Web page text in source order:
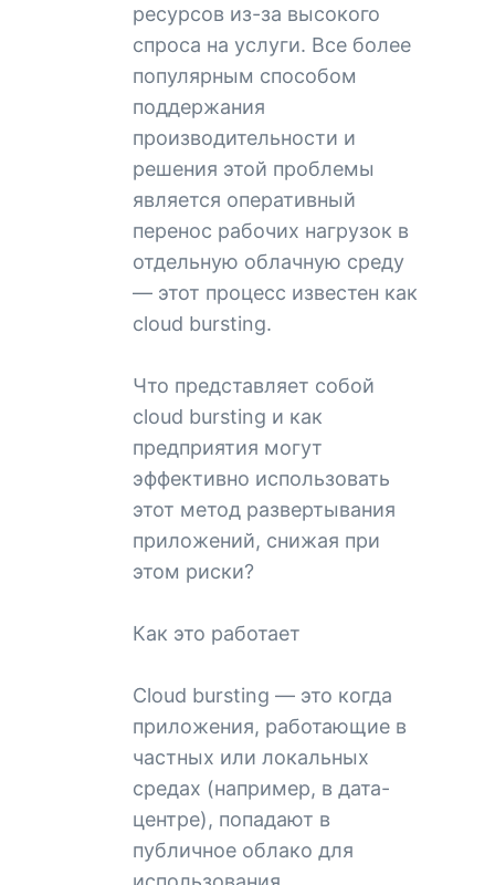
ресурсов из-за высокого
спроса на услуги. Все более
популярным способом
поддержания
производительности и
решения этой проблемы
является оперативный
перенос рабочих нагрузок в
отдельную облачную среду
— этот процесс известен как
cloud bursting.
Что представляет собой
cloud bursting и как
предприятия могут
эффективно использовать
этот метод развертывания
приложений, снижая при
этом риски?
Как это работает
Сloud bursting — это когда
приложения, работающие в
частных или локальных
средах (например, в дата-
центре), попадают в
публичное облако для